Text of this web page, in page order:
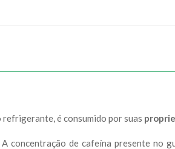
é consumido por suas
A concentração de cafeína presente no